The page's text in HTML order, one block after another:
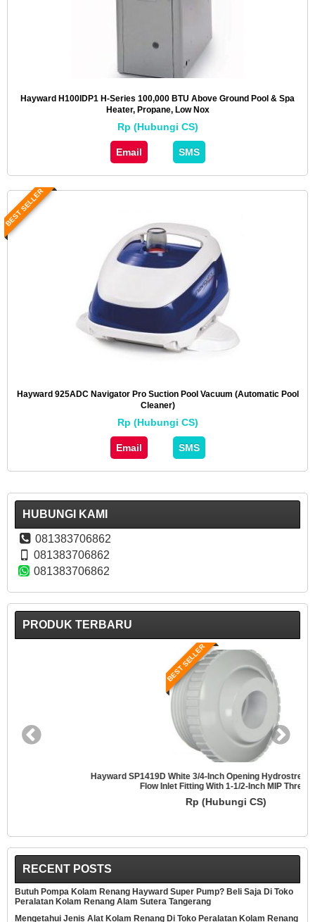
Hayward H100IDP1 H-Series 100,000 BTU Above Ground Pool & Spa
Heater, Propane, Low Nox
Rp (Hubungi CS)
Email SMS
BEST SELLER
Hayward 925ADC Navigator Pro Suction Pool Vacuum (Automatic Pool
Cleaner)
Rp (Hubungi CS)
Email SMS
HUBUNGI KAMI
081383706862
081383706862
081383706862
PRODUK TERBARU
Hayward SP1419D White 3/4-Inch Opening Hydrostream Directional
Flow Inlet Fitting With 1-1/2-Inch MIP Thread
Rp (Hubungi CS)
RECENT POSTS
Butuh Pompa Kolam Renang Hayward Super Pump? Beli Saja Di Toko
Peralatan Kolam Renang Alam Sutera Tangerang
Mengetahui Jenis Alat Kolam Renang Di Toko Peralatan Kolam Renang